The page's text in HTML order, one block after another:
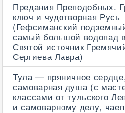
Предания Преподобных.
ключ и чудотворная Русь
(Гефсиманский
самый большой водопад
Святой источник
Сергиева Лавра)
Тула — пряничное сердце,
самоварная душа (с
классами от тульского
и самоварному делу,